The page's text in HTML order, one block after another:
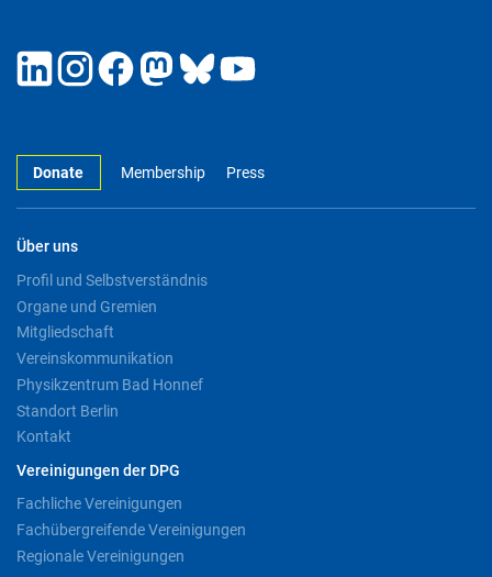
Donate Membership Press
Über uns
Profil und Selbstverständnis
Organe und Gremien
Mitgliedschaft
Vereinskommunikation
Physikzentrum Bad Honnef
Standort Berlin
Kontakt
Vereinigungen der DPG
Fachliche Vereinigungen
Fachübergreifende Vereinigungen
Regionale Vereinigungen